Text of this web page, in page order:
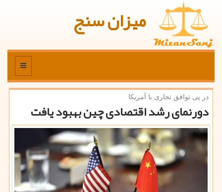
میزان سنج
منو
در پی توافق تجاری با آمریكا
دورنمای رشد اقتصادی چین بهبود یافت